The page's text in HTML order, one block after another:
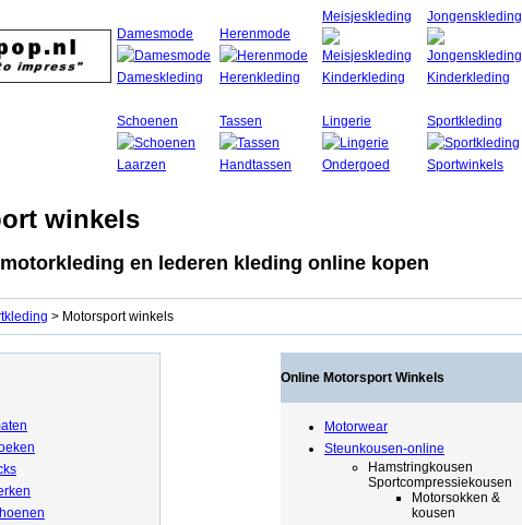
Damesmode Herenmode
Meisjeskleding
Jongenskleding
Schoenen Tassen Lingerie Sportkleding
winkels
en lederen kleding online kopen
> Motorsport winkels
Online Motorsport Winkels
Motorwear
Steunkousen-online
Hamstringkousen
Sportcompressiekousen
Motorsokken &
kousen